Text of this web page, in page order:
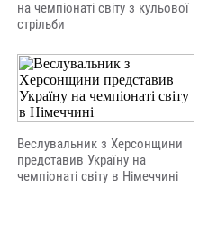
на чемпіонаті світу з кульової
стрільби
Веслувальник з Херсонщини
представив Україну на
чемпіонаті світу в Німеччині